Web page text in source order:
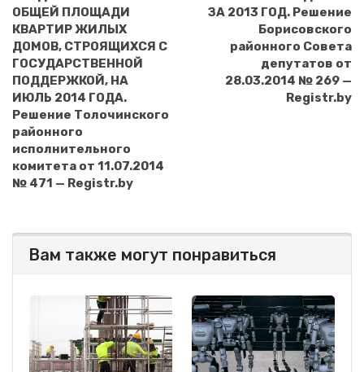
ОБЩЕЙ ПЛОЩАДИ
КВАРТИР ЖИЛЫХ
ДОМОВ, СТРОЯЩИХСЯ С
ГОСУДАРСТВЕННОЙ
ПОДДЕРЖКОЙ, НА
ИЮЛЬ 2014 ГОДА.
Решение Толочинского
районного
исполнительного
комитета от 11.07.2014
№ 471 — Registr.by
ЗА 2013 ГОД. Решение
Борисовского
районного Совета
депутатов от
28.03.2014 № 269 —
Registr.by
Вам также могут понравиться